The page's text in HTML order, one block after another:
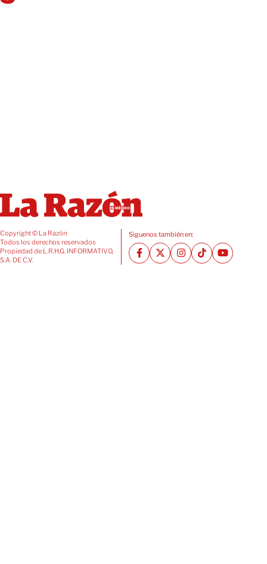
Copyright © La Razón
Todos los derechos reservados
Propiedad de L.R.H.G. INFORMATIVO,
S.A. DE C.V.
Siguenos también en: